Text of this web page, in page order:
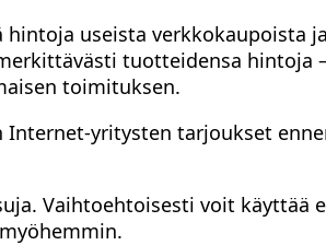
useista verkkokaupoista
tuotteidensa hintoja
toimituksen.
yritysten tarjoukset
Vaihtoehtoisesti voit käyttää